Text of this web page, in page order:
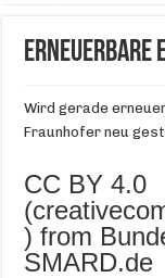
Erneuerbare
Wird gerade
Fraunhofer neu
CC BY 4.0
) from
SMARD.de